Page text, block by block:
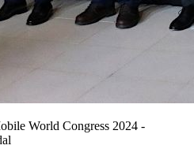
World Congress 2024 -